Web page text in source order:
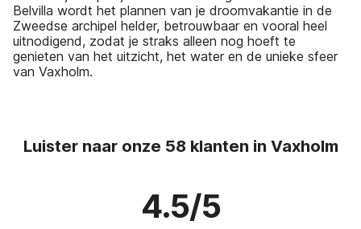
Belvilla wordt het plannen van je droomvakantie in de
Zweedse archipel helder, betrouwbaar en vooral heel
uitnodigend, zodat je straks alleen nog hoeft te
genieten van het uitzicht, het water en de unieke sfeer
van Vaxholm.
Luister naar onze 58 klanten in Vaxholm
4.5/5